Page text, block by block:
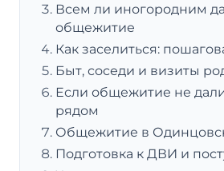
Всем ли иногородним
общежитие
Как заселиться:
Быт, соседи и визиты
Если общежитие не
рядом
Общежитие в
Подготовка к ДВИ и